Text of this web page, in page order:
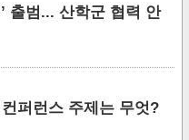
출범... 산학군 협력 안
퍼런스 주제는 무엇?